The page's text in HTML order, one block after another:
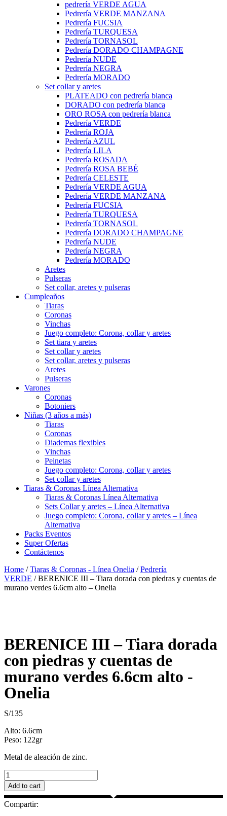
pedrería VERDE AGUA
Pedrería VERDE MANZANA
Pedrería FUCSIA
Pedrería TURQUESA
Pedrería TORNASOL
Pedrería DORADO CHAMPAGNE
Pedrería NUDE
Pedrería NEGRA
Pedrería MORADO
Set collar y aretes
PLATEADO con pedrería blanca
DORADO con pedrería blanca
ORO ROSA con pedrería blanca
Pedrería VERDE
Pedrería ROJA
Pedrería AZUL
Pedrería LILA
Pedrería ROSADA
Pedrería ROSA BEBÉ
Pedrería CELESTE
Pedrería VERDE AGUA
Pedrería VERDE MANZANA
Pedrería FUCSIA
Pedrería TURQUESA
Pedrería TORNASOL
Pedrería DORADO CHAMPAGNE
Pedrería NUDE
Pedrería NEGRA
Pedrería MORADO
Aretes
Pulseras
Set collar, aretes y pulseras
Cumpleaños
Tiaras
Coronas
Vinchas
Juego completo: Corona, collar y aretes
Set tiara y aretes
Set collar y aretes
Set collar, aretes y pulseras
Aretes
Pulseras
Varones
Coronas
Botoniers
Niñas (3 años a más)
Tiaras
Coronas
Diademas flexibles
Vinchas
Peinetas
Juego completo: Corona, collar y aretes
Set collar y aretes
Tiaras & Coronas Línea Alternativa
Tiaras & Coronas Línea Alternativa
Sets Collar y aretes – Línea Alternativa
Juego completo: Corona, collar y aretes – Línea
Alternativa
Packs Eventos
Super Ofertas
Contáctenos
Home /Tiaras & Coronas - Línea Onelia /Pedrería
VERDE / BERENICE III – Tiara dorada con piedras y cuentas de
murano verdes 6.6cm alto – Onelia
BERENICE III – Tiara dorada
con piedras y cuentas de
murano verdes 6.6cm alto -
Onelia
S/135
Alto: 6.6cm
Peso: 122gr
Metal de aleación de zinc.
BERENICE
III
–
Tiara
dorada
Add to cart
Compartir: